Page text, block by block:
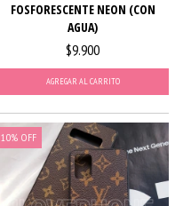
FOSFORESCENTE NEON (CON
AGUA)
$9.900
AGREGAR AL CARRITO
10% OFF